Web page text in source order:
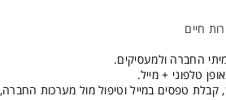
חיים
החברה ולמעסיקים.
טלפוני + מייל.
קבלת טפסים במייל וטיפול מול מערכות החברה,